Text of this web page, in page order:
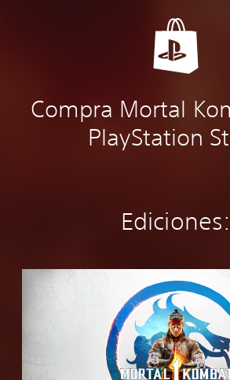
Compra Mortal
PlayStation
Ediciones: